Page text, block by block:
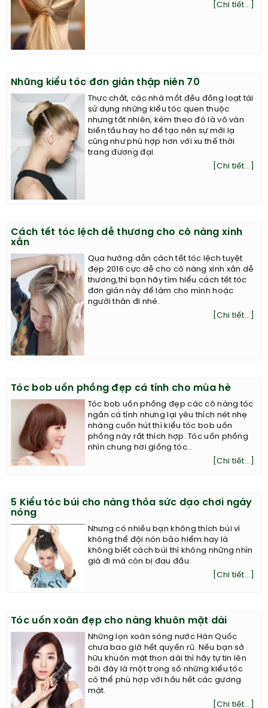
[Chi tiết...]
Những kiểu tóc đơn giản thập niên 70
Thực chất, các nhà mốt đều đồng loạt tái
sử dụng những kiểu tóc quen thuộc
nhưng tất nhiên, kèm theo đó là vô vàn
biến tấu hay ho để tạo nên sự mới lạ
cũng như phù hợp hơn với xu thế thời
trang đương đại.
[Chi tiết...]
Cách tết tóc lệch dễ thương cho cô nàng xinh
xắn
Qua hướng dẫn cách tết tóc lệch tuyệt
đẹp 2016 cực dễ cho cô nàng xinh xắn dễ
thương,thì bạn hãy tìm hiểu cách tết tóc
đơn giản này để làm cho mình hoặc
người thân đi nhé.
[Chi tiết...]
Tóc bob uốn phồng đẹp cá tính cho mùa hè
Tóc bob uốn phồng đẹp các cô nàng tóc
ngắn cá tính nhưng lại yêu thích nét nhẹ
nhàng cuốn hút thì kiểu tóc bob uốn
phồng này rất thích hợp. Tóc uốn phồng
nhìn chung hơi giống tóc...
[Chi tiết...]
5 Kiểu tóc búi cho nàng thỏa sức dạo chơi ngày
nóng
Nhưng có nhiều bạn không thích búi vì
không thể đội nón bảo hiểm hay là
không biết cách búi thì không những nhìn
già đi mà còn bị đau đầu.
[Chi tiết...]
Tóc uốn xoăn đẹp cho nàng khuôn mặt dài
Những lọn xoăn sóng nước Hàn Quốc
chưa bao giờ hết quyến rũ. Nếu bạn sở
hữu khuôn mặt thon dài thì hãy tự tin lên
bởi đây là một trong số những kiểu tóc
có thể phù hợp với hầu hết các gương
mặt.
[Chi tiết...]